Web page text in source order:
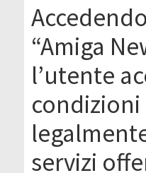
“Amiga
l’utente
condizioni
servizi